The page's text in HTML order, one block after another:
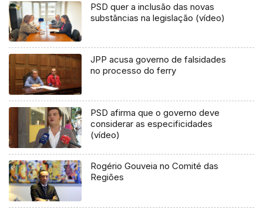
PSD quer a inclusão das novas
substâncias na legislação (vídeo)
JPP acusa governo de falsidades
no processo do ferry
PSD afirma que o governo deve
considerar as especificidades
(vídeo)
Rogério Gouveia no Comité das
Regiões